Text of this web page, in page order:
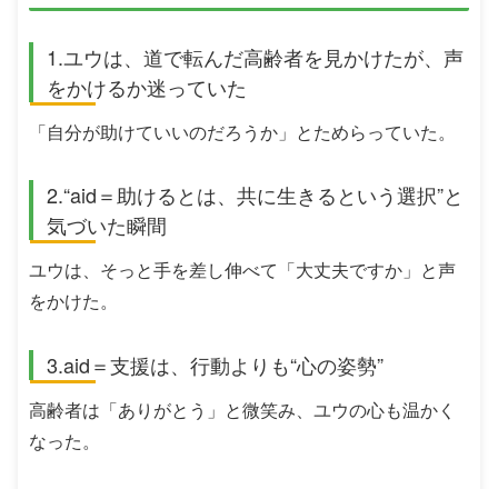
1.ユウは、道で転んだ高齢者を見かけたが、声
をかけるか迷っていた
「自分が助けていいのだろうか」とためらっていた。
2.“aid＝助けるとは、共に生きるという選択”と
気づいた瞬間
ユウは、そっと手を差し伸べて「大丈夫ですか」と声
をかけた。
3.aid＝支援は、行動よりも“心の姿勢”
高齢者は「ありがとう」と微笑み、ユウの心も温かく
なった。